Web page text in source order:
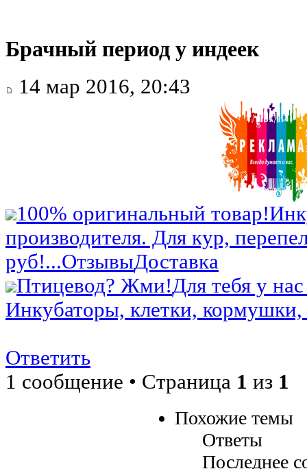
Брачный период у индеек
14 мар 2016, 20:43
100% оригинальный товар!
производителя. Для кур,
руб!...ОтзывыДоставка
Птицевод? Жми!Для тебя у
Инкубаторы, клетки,
Ответить
1 сообщение • Страница 1 из 1
Похожие темы
Ответы
Последнее